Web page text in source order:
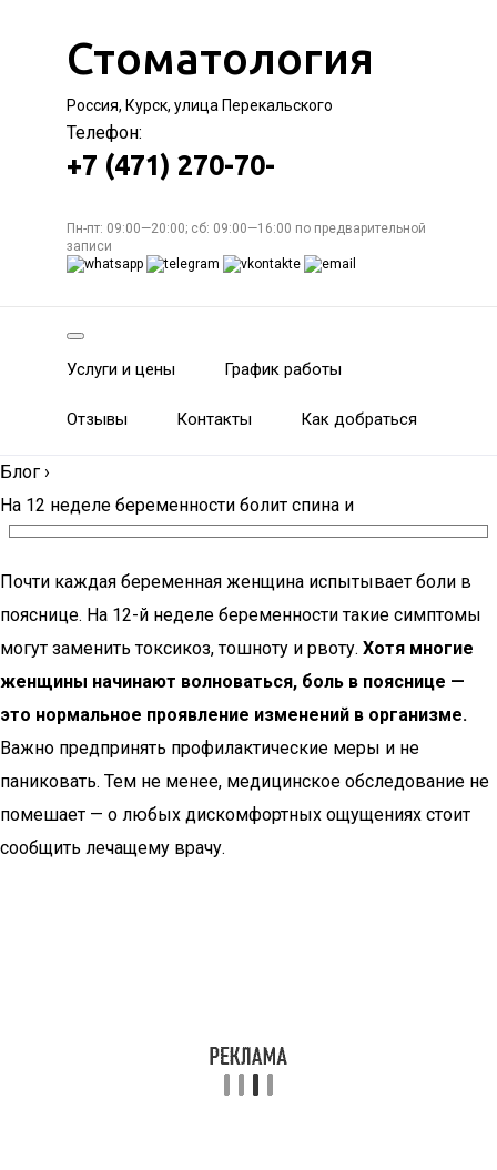
Стоматология
Россия, Курск, улица Перекальского
Телефон:
+7 (471) 270-70-
Пн-пт: 09:00—20:00; сб: 09:00—16:00 по предварительной
записи
Услуги и цены График работы
Отзывы Контакты Как добраться
Блог ›
На 12 неделе беременности болит спина и
Почти каждая беременная женщина испытывает боли в
пояснице. На 12-й неделе беременности такие симптомы
могут заменить токсикоз, тошноту и рвоту. Хотя многие
женщины начинают волноваться, боль в пояснице —
это нормальное проявление изменений в организме.
Важно предпринять профилактические меры и не
паниковать. Тем не менее, медицинское обследование не
помешает — о любых дискомфортных ощущениях стоит
сообщить лечащему врачу.